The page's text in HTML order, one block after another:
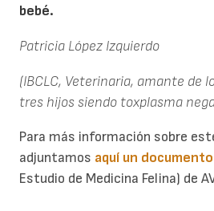
bebé.
Patricia López Izquierdo
(IBCLC, Veterinaria, amante de
tres hijos siendo toxplasma
Para más información sobre
adjuntamos aquí un documento
Estudio de Medicina Felina) de